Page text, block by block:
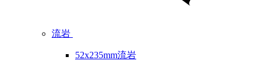
流岩
52x235mm流岩